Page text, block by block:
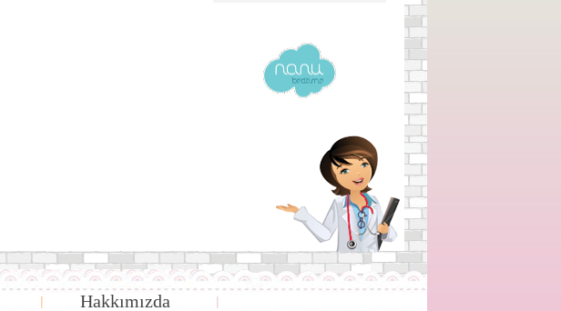
| Hakkımızda |